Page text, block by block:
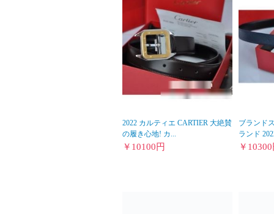
2022 カルティエ CARTIER 大絶賛
の履き心地! カ...
￥ 10100円
ブランド
ランド
￥ 10300